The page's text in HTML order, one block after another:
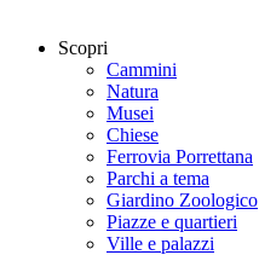
Scopri
Cammini
Natura
Musei
Chiese
Ferrovia Porrettana
Parchi a tema
Giardino Zoologico
Piazze e quartieri
Ville e palazzi